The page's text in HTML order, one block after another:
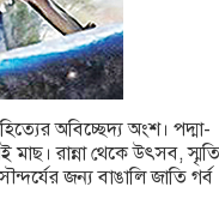
অবিচ্ছেদ্য অংশ। পদ্মা-
রান্না থেকে উৎসব, স্মৃতি
জন্য বাঙালি জাতি গর্ব